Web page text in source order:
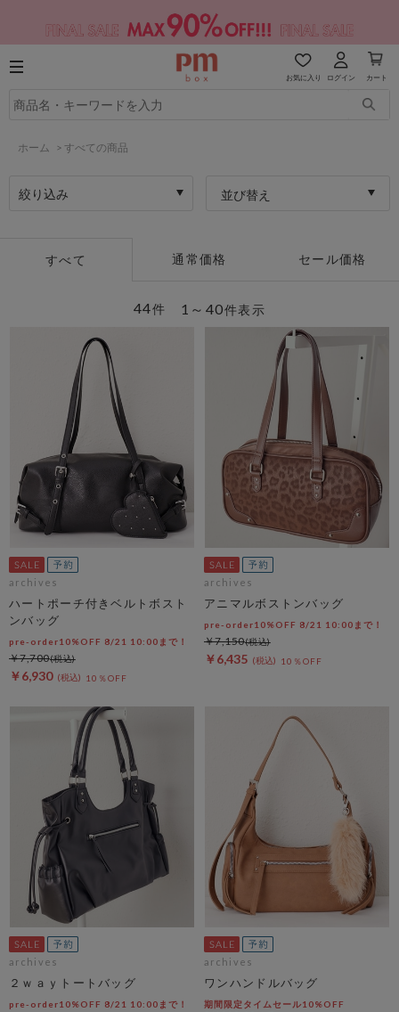
お気に入り ログイン カート
ホーム > すべての商品
絞り込み 並び替え
すべて 通常価格 セール価格
1～40件表示
44件
archives
ハートポーチ付きベルトボスト
ンバッグ
pre-order10%OFF 8/21 10:00まで！
￥6,930 10％OFF
￥7,700
archives
アニマルボストンバッグ
pre-order10%OFF 8/21 10:00まで！
￥6,435 10％OFF
￥7,150
archives
２ｗａｙトートバッグ
pre-order10%OFF 8/21 10:00まで！
archives
ワンハンドルバッグ
期間限定タイムセール10%OFF